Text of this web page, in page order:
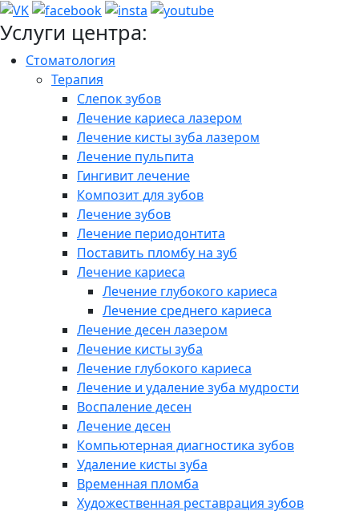
Услуги центра:
Cтоматология
Терапия
Слепок зубов
Лечение кариеса лазером
Лечение кисты зуба лазером
Лечение пульпита
Гингивит лечение
Композит для зубов
Лечение зубов
Лечение периодонтита
Поставить пломбу на зуб
Лечение кариеса
Лечение глубокого кариеса
Лечение среднего кариеса
Лечение десен лазером
Лечение кисты зуба
Лечение глубокого кариеса
Лечение и удаление зуба мудрости
Воспаление десен
Лечение десен
Компьютерная диагностика зубов
Удаление кисты зуба
Временная пломба
Художественная реставрация зубов